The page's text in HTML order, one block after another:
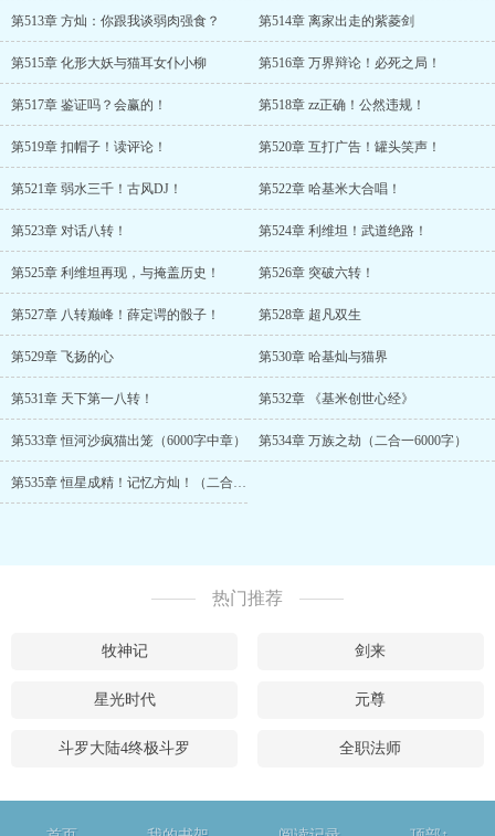
第513章 方灿：你跟我谈弱肉强食？ 第514章 离家出走的紫菱剑
第515章 化形大妖与猫耳女仆小柳 第516章 万界辩论！必死之局！
第517章 鉴证吗？会赢的！ 第518章 zz正确！公然违规！
第519章 扣帽子！读评论！ 第520章 互打广告！罐头笑声！
第521章 弱水三千！古风DJ！ 第522章 哈基米大合唱！
第523章 对话八转！ 第524章 利维坦！武道绝路！
第525章 利维坦再现，与掩盖历史！ 第526章 突破六转！
第527章 八转巅峰！薛定谔的骰子！ 第528章 超凡双生
第529章 飞扬的心 第530章 哈基灿与猫界
第531章 天下第一八转！ 第532章 《基米创世心经》
第533章 恒河沙疯猫出笼（6000字中章） 第534章 万族之劫（二合一6000字）
第535章 恒星成精！记忆方灿！（二合一6000字）
热门推荐
牧神记 剑来
星光时代 元尊
斗罗大陆4终极斗罗 全职法师